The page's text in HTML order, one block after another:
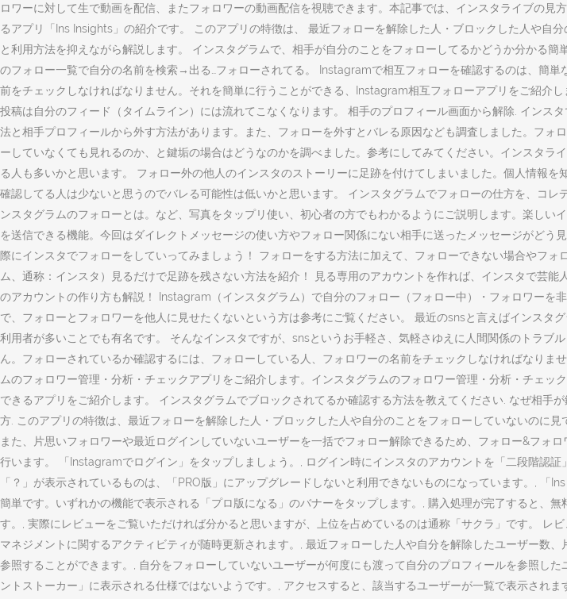
ロワーに対して生で動画を配信、またフォロワーの動画配信を視聴できます。本記事では、インスタライブの
るアプリ「Ins Insights」の紹介です。 このアプリの特徴は、 最近フォローを解除した人・ブロックした人や
と利用方法を抑えながら解説します。 インスタグラムで、相手が自分のことをフォローしてるかどうか分かる
のフォロー一覧で自分の名前を検索→出る…フォローされてる。 Instagramで相互フォローを確認するのは、簡
前をチェックしなければなりません。それを簡単に行うことができる、Instagram相互フォローアプリをご紹介
投稿は自分のフィード（タイムライン）には流れてこなくなります。 相手のプロフィール画面から解除. イン
法と相手プロフィールから外す方法があります。また、フォローを外すとバレる原因なども調査しました。フ
ーしていなくても見れるのか、と鍵垢の場合はどうなのかを調べました。参考にしてみてください。インスタ
る人も多いかと思います。 フォロー外の他人のインスタのストーリーに足跡を付けてしまいました。個人情報
確認してる人は少ないと思うのでバレる可能性は低いかと思います。 インスタグラムでフォローの仕方を、コ
ンスタグラムのフォローとは。など、写真をタップリ使い、初心者の方でもわかるようにご説明します。楽し
を送信できる機能。今回はダイレクトメッセージの使い方やフォロー関係にない相手に送ったメッセージがど
際にインスタでフォローをしていってみましょう！ フォローをする方法に加えて、フォローできない場合やフ
ム、通称：インスタ）見るだけで足跡を残さない方法を紹介！ 見る専用のアカウントを作れば、インスタで芸
のアカウントの作り方も解説！ Instagram（インスタグラム）で自分のフォロー（フォロー中）・フォロワー
で、フォローとフォロワーを他人に見せたくないという方は参考にご覧ください。 最近のsnsと言えばインス
利用者が多いことでも有名です。 そんなインスタですが、snsというお手軽さ、気軽さゆえに人間関係のトラ
ん。フォローされているか確認するには、フォローしている人、フォロワーの名前をチェックしなければなり
ムのフォロワー管理・分析・チェックアプリをご紹介します。インスタグラムのフォロワー管理・分析・チェ
できるアプリをご紹介します。 インスタグラムでブロックされてるか確認する方法を教えてください. なぜ相
方. このアプリの特徴は、最近フォローを解除した人・ブロックした人や自分のことをフォローしていないのに
また、片思いフォロワーや最近ログインしていないユーザーを一括でフォロー解除できるため、フォロー&フォ
行います。 「Instagramでログイン」をタップしましょう。, ログイン時にインスタのアカウントを「二段階認
「？」が表示されているものは、「PRO版」にアップグレードしないと利用できないものになっています。,
簡単です。いずれかの機能で表示される「プロ版になる」のバナーをタップします。, 購入処理が完了すると、
す。, 実際にレビューをご覧いただければ分かると思いますが、上位を占めているのは通称「サクラ」です。
マネジメントに関するアクティビティが随時更新されます。, 最近フォローした人や自分を解除したユーザー数
参照することができます。, 自分をフォローしていないユーザーが何度にも渡って自分のプロフィールを参照し
ントストーカー」に表示される仕様ではないようです。, アクセスすると、該当するユーザーが一覧で表示され